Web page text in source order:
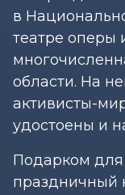
в
театре оперы
области. На
активисты-
удостоены и
Подарком для
праздничный